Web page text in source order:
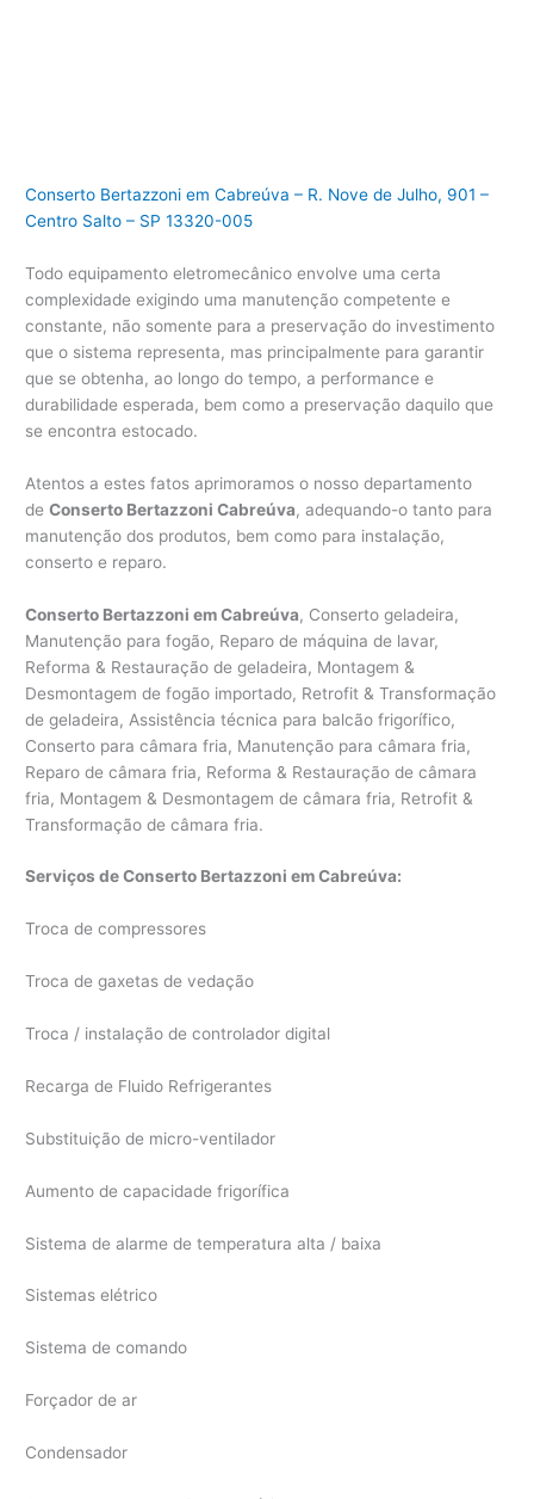
Conserto Bertazzoni em Cabreúva – R. Nove de Julho, 901 –
Centro Salto – SP 13320-005
Todo equipamento eletromecânico envolve uma certa
complexidade exigindo uma manutenção competente e
constante, não somente para a preservação do investimento
que o sistema representa, mas principalmente para garantir
que se obtenha, ao longo do tempo, a performance e
durabilidade esperada, bem como a preservação daquilo que
se encontra estocado.
Atentos a estes fatos aprimoramos o nosso departamento
deConserto Bertazzoni Cabreúva, adequando-o tanto para
manutenção dos produtos, bem como para instalação,
conserto e reparo.
Conserto Bertazzoni em Cabreúva, Conserto geladeira,
Manutenção para fogão, Reparo de máquina de lavar,
Reforma & Restauração de geladeira, Montagem &
Desmontagem de fogão importado, Retrofit & Transformação
de geladeira, Assistência técnica para balcão frigorífico,
Conserto para câmara fria, Manutenção para câmara fria,
Reparo de câmara fria, Reforma & Restauração de câmara
fria, Montagem & Desmontagem de câmara fria, Retrofit &
Transformação de câmara fria.
Serviços de Conserto Bertazzoni em Cabreúva:
Troca de compressores
Troca de gaxetas de vedação
Troca / instalação de controlador digital
Recarga de Fluido Refrigerantes
Substituição de micro-ventilador
Aumento de capacidade frigorífica
Sistema de alarme de temperatura alta / baixa
Sistemas elétrico
Sistema de comando
Forçador de ar
Condensador